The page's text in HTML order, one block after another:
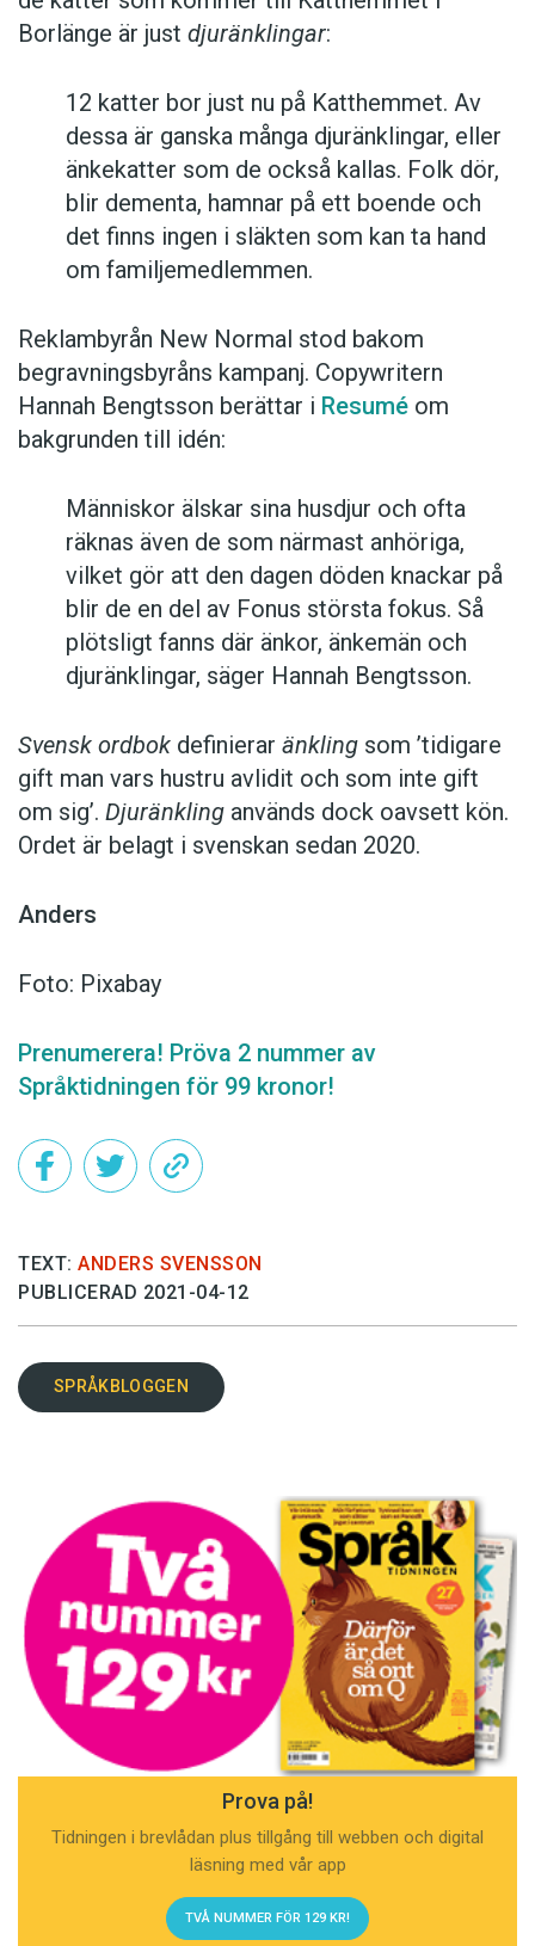
Borlänge är just djuränklingar:
12 katter bor just nu på Katthemmet. Av
dessa är ganska många djuränklingar, eller
änkekatter som de också kallas. Folk dör,
blir dementa, hamnar på ett boende och
det finns ingen i släkten som kan ta hand
om familjemedlemmen.
Reklambyrån New Normal stod bakom
begravningsbyråns kampanj. Copywritern
Hannah Bengtsson berättar i Resumé om
bakgrunden till idén:
Människor älskar sina husdjur och ofta
räknas även de som närmast anhöriga,
vilket gör att den dagen döden knackar på
blir de en del av Fonus största fokus. Så
plötsligt fanns där änkor, änkemän och
djuränklingar, säger Hannah Bengtsson.
Svensk ordbok definierar änkling som ’tidigare
gift man vars hustru av­lidit och som inte gift
om sig’. Djuränkling används dock oavsett kön.
Ordet är belagt i svenskan sedan 2020.
Anders
Foto: Pixabay
Prenumerera! Pröva 2 nummer av
Språktidningen för 99 kronor!
TEXT: ANDERS SVENSSON
PUBLICERAD 2021-04-12
SPRÅKBLOGGEN
Prova på!
Tidningen i brevlådan plus tillgång till webben och digital
läsning med vår app
TVÅ NUMMER FÖR 129 KR!